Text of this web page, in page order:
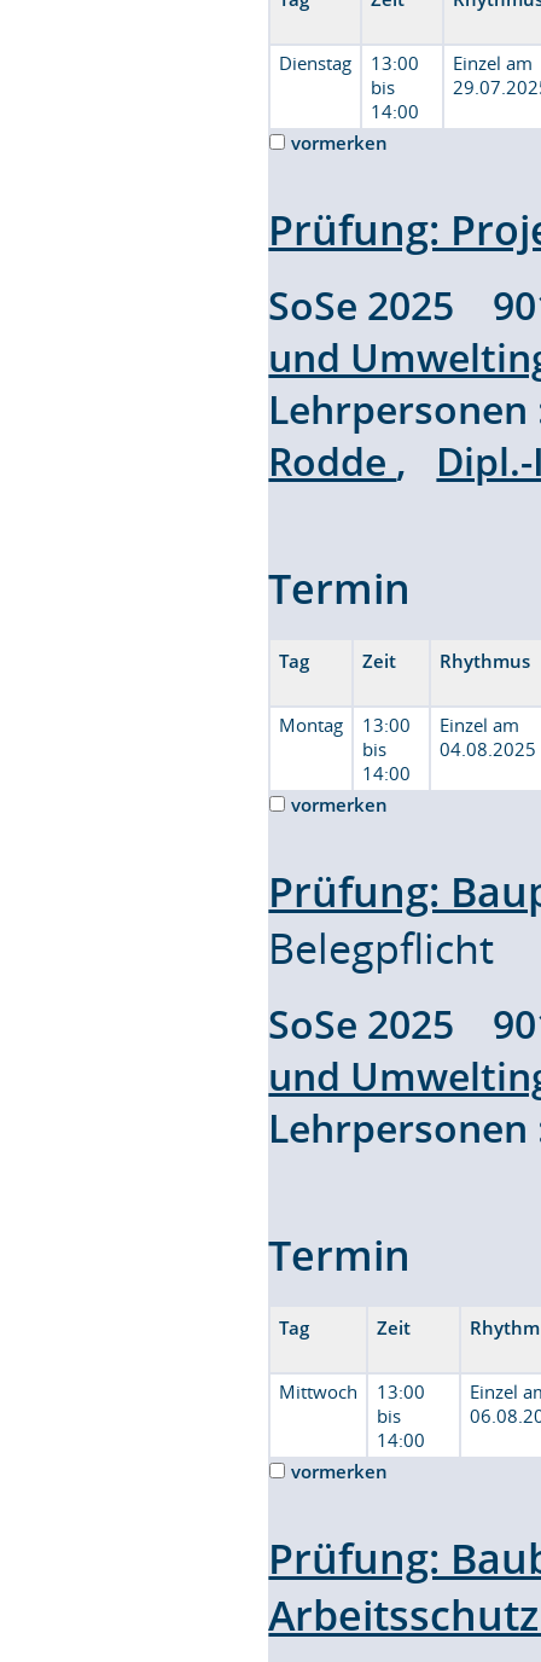
Dienstag
13:00
bis
14:00
Einzel am
vormerken
Prüfung:
SoSe 2025
und
Rodde ,
Termin
Tag Zeit Rhythmus
Montag
13:00
bis
14:00
Einzel am
04.08.2025
vormerken
Prüfung:
Belegpflicht
SoSe 2025
und
Termin
Tag Zeit
Mittwoch
13:00
bis
14:00
Einzel
vormerken
Prüfung: